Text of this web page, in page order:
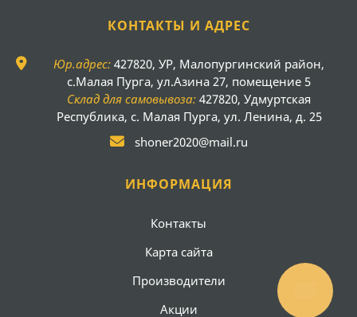
КОНТАКТЫ И АДРЕС
Юр.адрес: 427820, УР, Малопургинский район,
с.Малая Пурга, ул.Азина 27, помещение 5
Склад для самовывоза: 427820, Удмуртская
Республика, с. Малая Пурга, ул. Ленина, д. 25
shoner2020@mail.ru
ИНФОРМАЦИЯ
Контакты
Карта сайта
Производители
Акции